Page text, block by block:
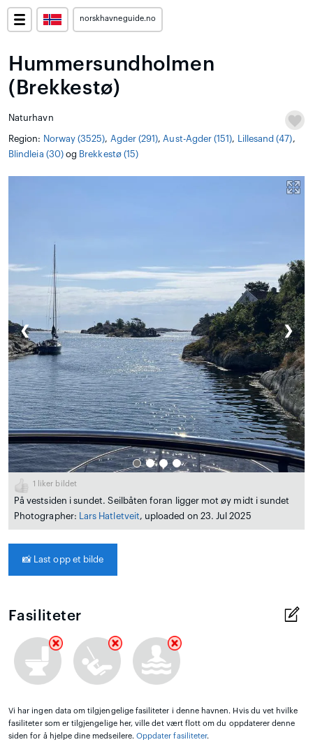
norskhavneguide.no
Hummersundholmen
(Brekkestø)
Naturhavn
Region: Norway (3525), Agder (291), Aust-Agder (151), Lillesand (47),
Blindleia (30)og Brekkestø (15)
❮ ❯
1 liker bildet
På vestsiden i sundet. Seilbåten foran ligger mot øy midt i sundet
Photographer:
Lars Hatletveit, uploaded on 23. Jul 2025
📸 Last opp et bilde
Fasiliteter
Vi har ingen data om tilgjengelige fasiliteter i denne havnen. Hvis du vet hvilke
fasiliteter som er tilgjengelige her, ville det vært flott om du oppdaterer denne
siden for å hjelpe dine medseilere. Oppdater fasiliteter.